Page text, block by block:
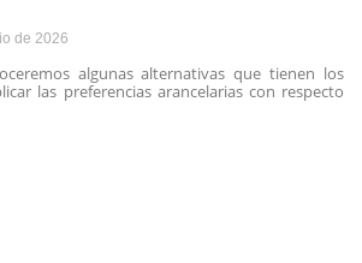
de 2026
algunas alternativas que tienen los
las preferencias arancelarias con respecto